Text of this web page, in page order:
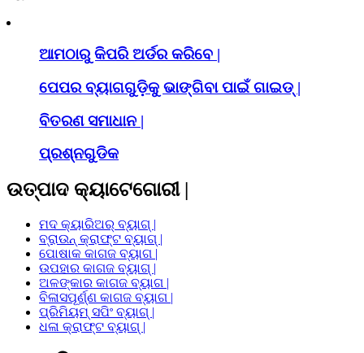
ଆମଠାରୁ କିପରି ଅର୍ଡର କରିବେ |
ପେପର ବ୍ୟାଗଗୁଡ଼ିକୁ ଭାଙ୍ଗିବା ପାଇଁ ଗାଇଡ୍ |
ବିତରଣ ସମାଧାନ |
ପ୍ରଶ୍ନଗୁଡିକ
ଉତ୍ପାଦ କ୍ୟାଟେଗୋରୀ |
ମଦ କ୍ୟାରିଅର୍ ବ୍ୟାଗ୍ |
ବ୍ରାଉନ୍ କ୍ରାଫ୍ଟ ବ୍ୟାଗ୍ |
ପୋଷାକ କାଗଜ ବ୍ୟାଗ |
ଉପହାର କାଗଜ ବ୍ୟାଗ୍ |
ଅଳଙ୍କାର କାଗଜ ବ୍ୟାଗ |
ବିଳାସପୂର୍ଣ୍ଣ କାଗଜ ବ୍ୟାଗ |
ପ୍ରିମିୟମ୍ ସପିଂ ବ୍ୟାଗ୍ |
ଧଳା କ୍ରାଫ୍ଟ ବ୍ୟାଗ୍ |